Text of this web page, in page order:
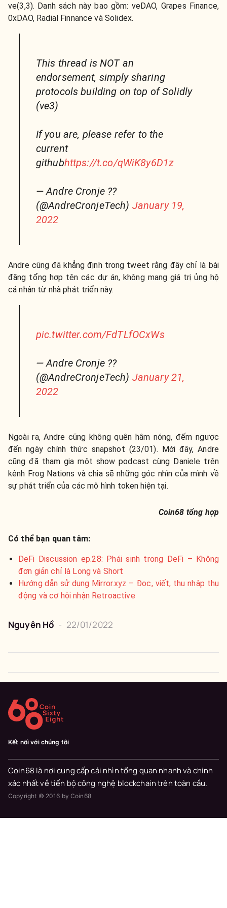
ve(3,3). Danh sách này bao gồm: veDAO, Grapes Finance,
0xDAO, Radial Finnance và Solidex.
This thread is NOT an
endorsement, simply sharing
protocols building on top of Solidly
(ve3)
If you are, please refer to the
current
githubhttps://t.co/qWiK8y6D1z
— Andre Cronje ??
(@AndreCronjeTech) January 19,
2022
Andre cũng đã khẳng định trong tweet rằng đây chỉ là bài
đăng tổng hợp tên các dự án, không mang giá trị ủng hộ
cá nhân từ nhà phát triển này.
pic.twitter.com/FdTLfOCxWs
— Andre Cronje ??
(@AndreCronjeTech) January 21,
2022
Ngoài ra, Andre cũng không quên hâm nóng, đếm ngược
đến ngày chính thức snapshot (23/01). Mới đây, Andre
cũng đã tham gia một show podcast cùng Daniele trên
kênh Frog Nations và chia sẽ những góc nhìn của mình về
sự phát triển của các mô hình token hiện tại.
Coin68 tổng hợp
Có thể bạn quan tâm:
DeFi Discussion ep.28: Phái sinh trong DeFi – Không
đơn giản chỉ là Long và Short
Hướng dẫn sử dụng Mirror.xyz – Đọc, viết, thu nhập thụ
động và cơ hội nhận Retroactive
Nguyên Hồ - 22/01/2022
Kết nối với chúng tôi
Coin68 là nơi cung cấp cái nhìn tổng quan nhanh và chính
xác nhất về tiến bộ công nghệ blockchain trên toàn cầu.
Copyright © 2016 by Coin68